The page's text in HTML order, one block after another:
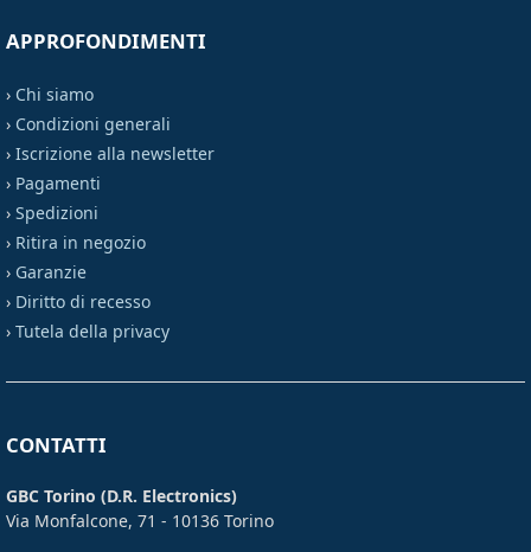
APPROFONDIMENTI
› Chi siamo
› Condizioni generali
› Iscrizione alla newsletter
› Pagamenti
› Spedizioni
› Ritira in negozio
› Garanzie
› Diritto di recesso
› Tutela della privacy
CONTATTI
GBC Torino (D.R. Electronics)
Via Monfalcone, 71 - 10136 Torino